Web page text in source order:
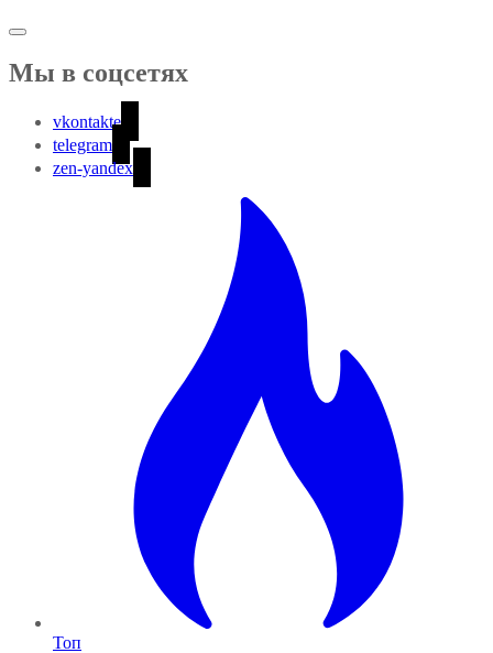
Мы в соцсетях
vkontakte
telegram
zen-yandex
Топ